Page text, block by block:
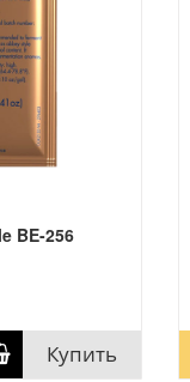
BE-256
Купить